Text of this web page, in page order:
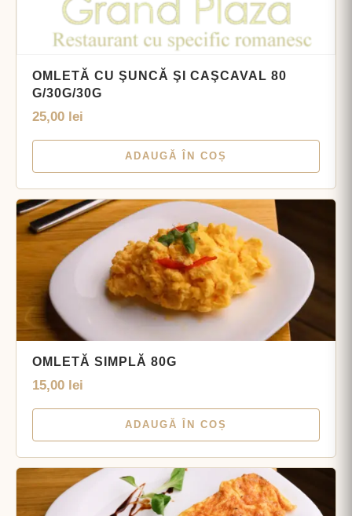
OMLETĂ CU ŞUNCĂ ŞI CAŞCAVAL 80
G/30G/30G
25,00 lei
ADAUGĂ ÎN COȘ
OMLETĂ SIMPLĂ 80G
15,00 lei
ADAUGĂ ÎN COȘ